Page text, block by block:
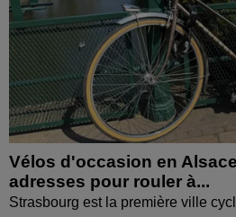
Vélos d'occasion en
adresses pour rouler à...
Strasbourg est la première ville